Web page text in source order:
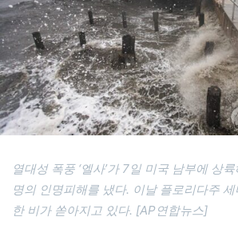
열대성 폭풍 ‘엘사’가 7일 미국 남부에 상
명의 인명피해를 냈다. 이날 플로리다주
한 비가 쏟아지고 있다. [AP연합뉴스]